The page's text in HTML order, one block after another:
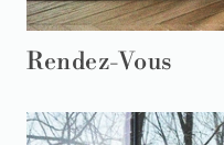
Rendez-Vous